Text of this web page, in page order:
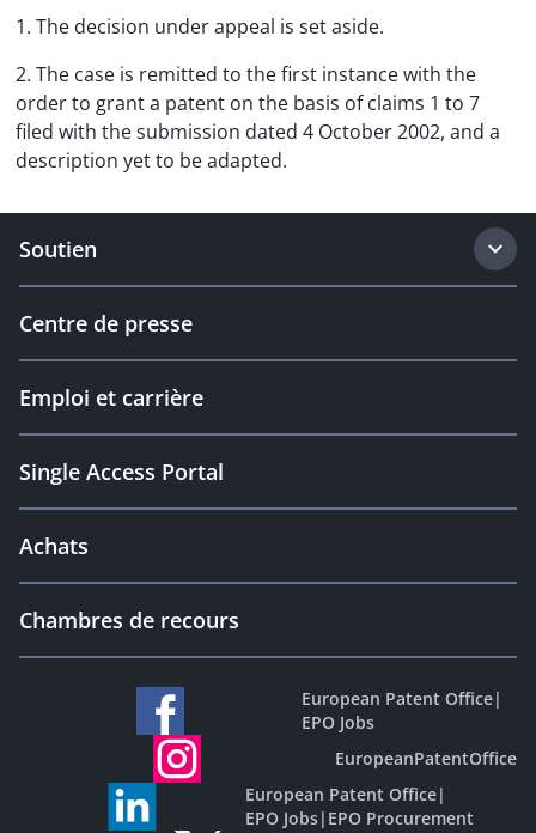
1. The decision under appeal is set aside.
2. The case is remitted to the first instance with the
order to grant a patent on the basis of claims 1 to 7
filed with the submission dated 4 October 2002, and a
description yet to be adapted.
Soutien
Centre de presse
Emploi et carrière
Single Access Portal
Achats
Chambres de recours
European Patent Office|
EPO Jobs
EuropeanPatentOffice
European Patent Office|
EPO Jobs| EPO Procurement